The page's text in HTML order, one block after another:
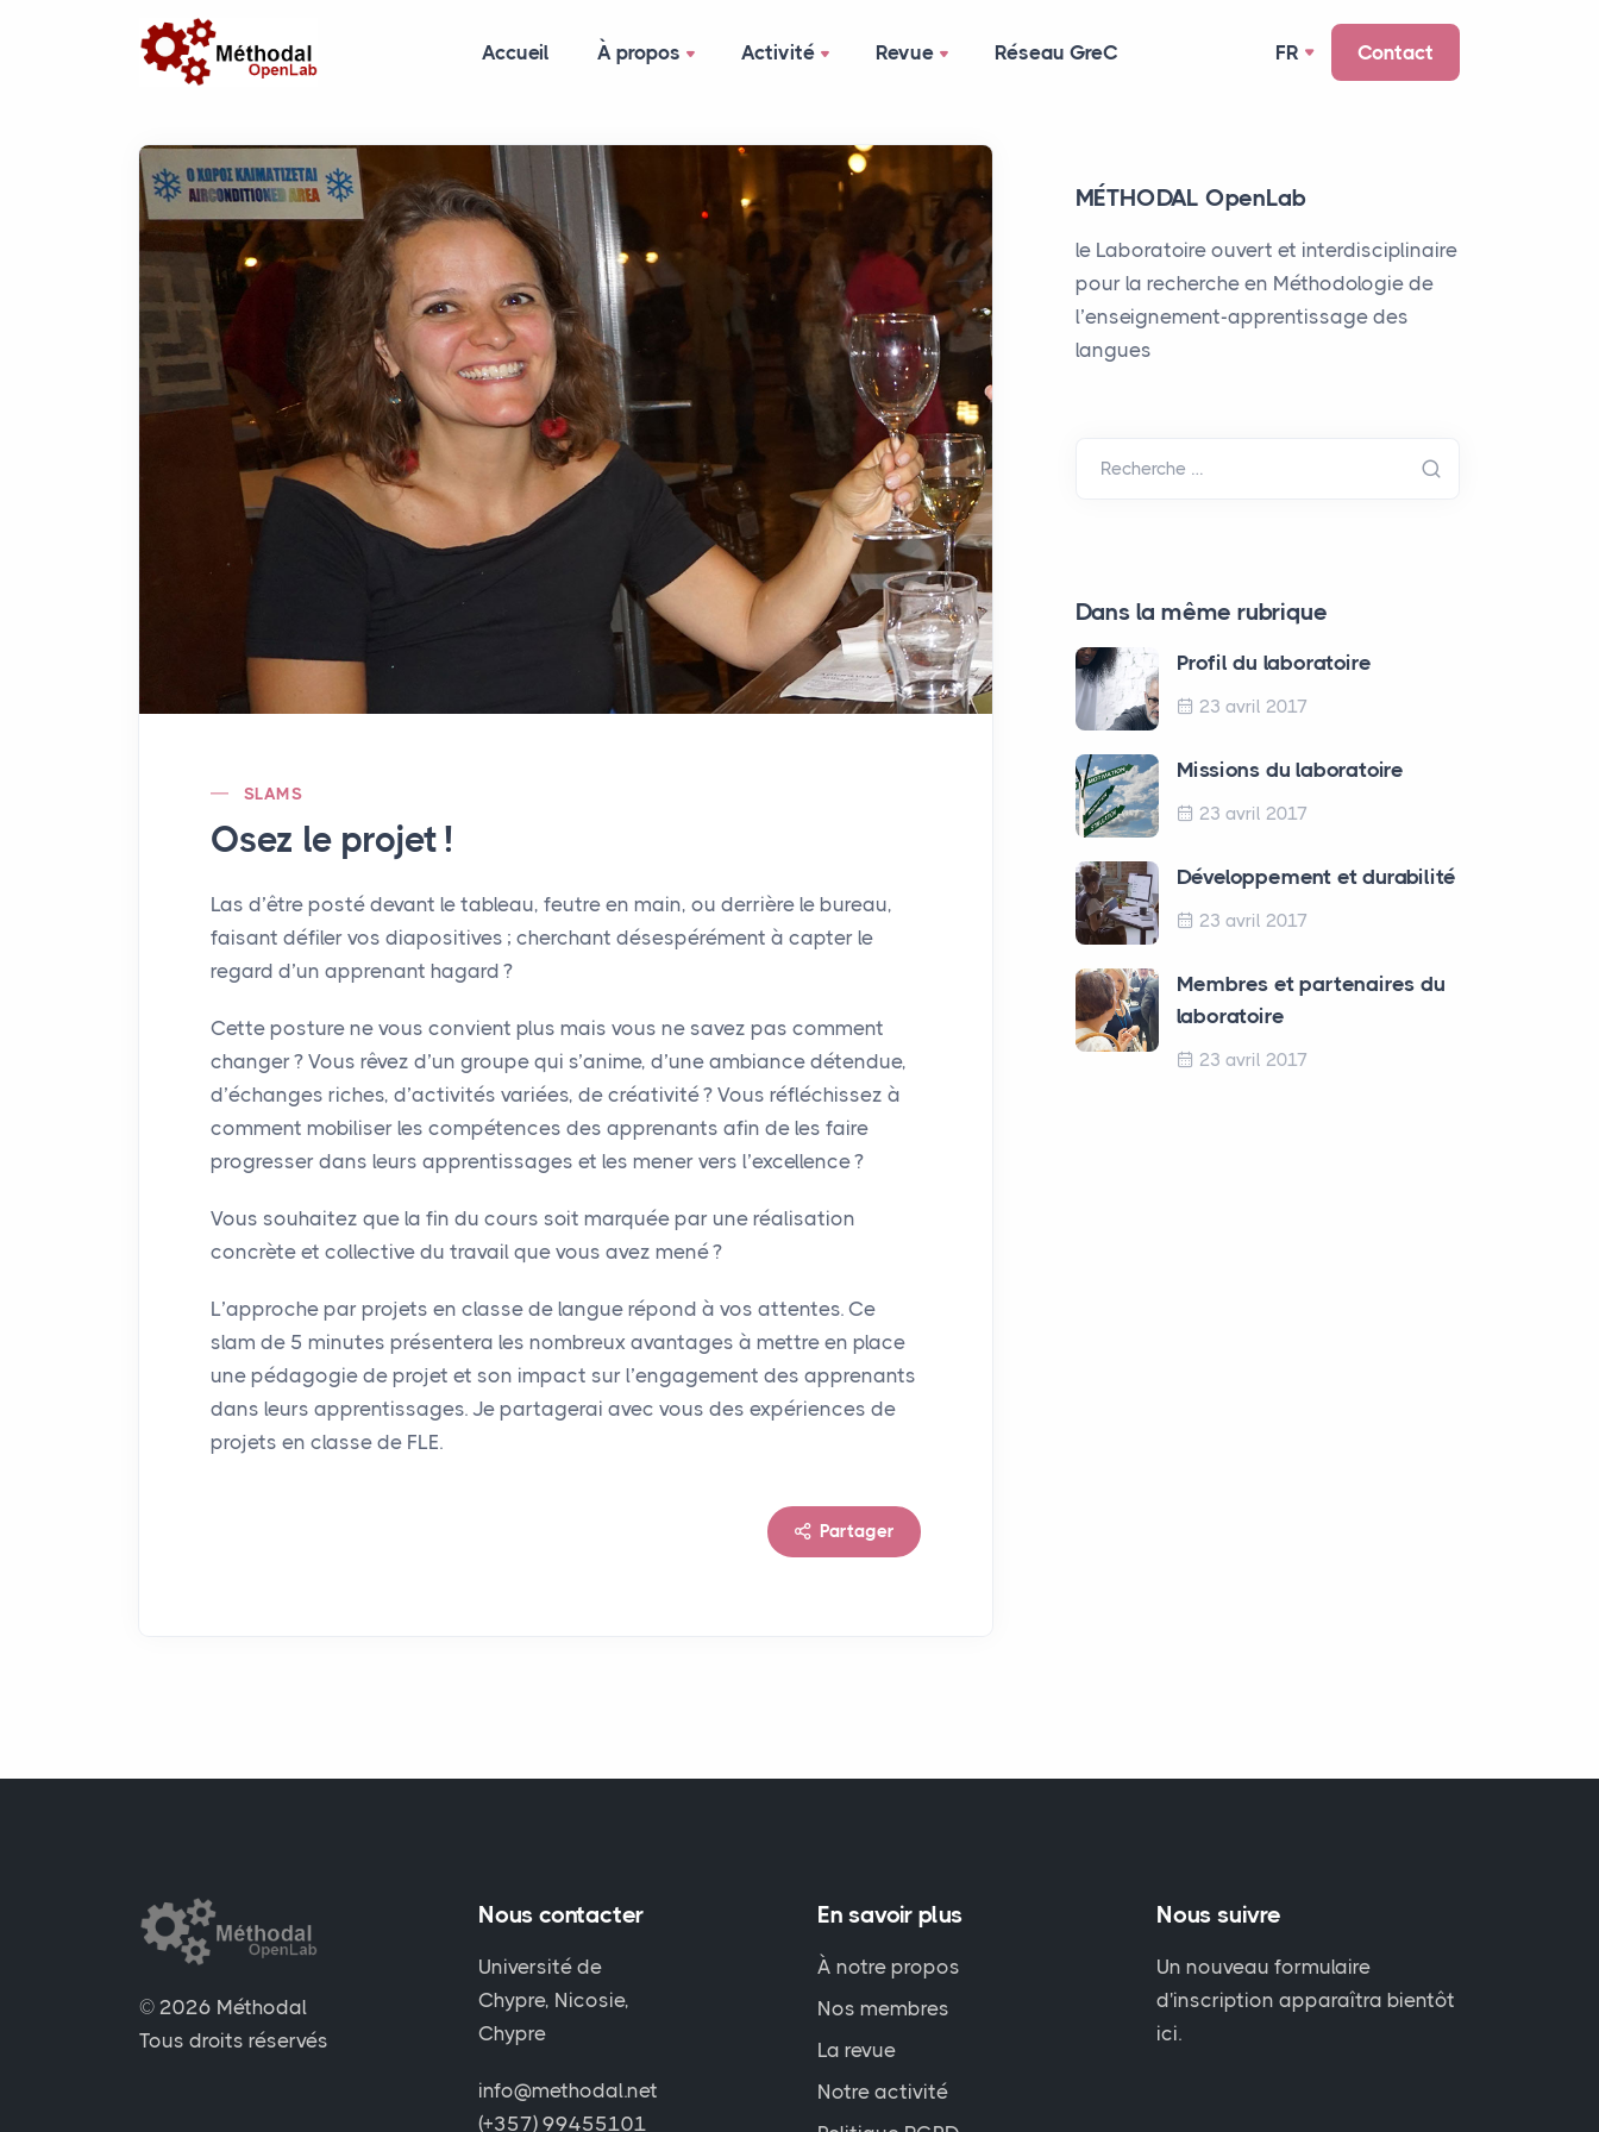
Accueil À propos Activité Revue Réseau GreC FR Contact
SLAMS
Osez le projet !
Las d’être posté devant le tableau, feutre en main, ou derrière le bureau,
faisant défiler vos diapositives ; cherchant désespérément à capter le
regard d’un apprenant hagard ?
Cette posture ne vous convient plus mais vous ne savez pas comment
changer? Vous rêvez d’un groupe qui s’anime, d’une ambiance détendue,
d’échanges riches, d’activités variées, de créativité? Vous réfléchissez à
comment mobiliser les compétences des apprenants afin de les faire
progresser dans leurs apprentissages et les mener vers l’excellence?
Vous souhaitez que la fin du cours soit marquée par une réalisation
concrète et collective du travail que vous avez mené?
L’approche par projets en classe de langue répond à vos attentes. Ce
slam de 5 minutes présentera les nombreux avantages à mettre en place
une pédagogie de projet et son impact sur l’engagement des apprenants
dans leurs apprentissages. Je partagerai avec vous des expériences de
projets en classe de FLE.
Partager
MÉTHODAL OpenLab
le Laboratoire ouvert et interdisciplinaire
pour la recherche en Méthodologie de
l’enseignement-apprentissage des
langues
Recherche …
Dans la même rubrique
Profil du laboratoire
23 avril 2017
Missions du laboratoire
23 avril 2017
Développement et durabilité
23 avril 2017
Membres et partenaires du
laboratoire
23 avril 2017
© 2026 Méthodal
Tous droits réservés
Nous contacter
Université de
Chypre, Nicosie,
Chypre
info@methodal.net
(+357) 99455101
En savoir plus
À notre propos
Nos membres
La revue
Notre activité
Nous suivre
Un nouveau formulaire
d'inscription apparaîtra bientôt
ici.